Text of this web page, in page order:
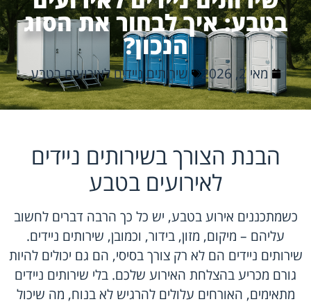
בטבע: איך לבחור את הסוג
הנכון?
מאי 2, 2026 שירותים ניידים לאירועים בטבע
הבנת הצורך בשירותים ניידים
לאירועים בטבע
כשמתכננים אירוע בטבע, יש כל כך הרבה דברים לחשוב
עליהם – מיקום, מזון, בידור, וכמובן, שירותים ניידים.
שירותים ניידים הם לא רק צורך בסיסי, הם גם יכולים להיות
גורם מכריע בהצלחת האירוע שלכם. בלי שירותים ניידים
מתאימים, האורחים עלולים להרגיש לא בנוח, מה שיכול